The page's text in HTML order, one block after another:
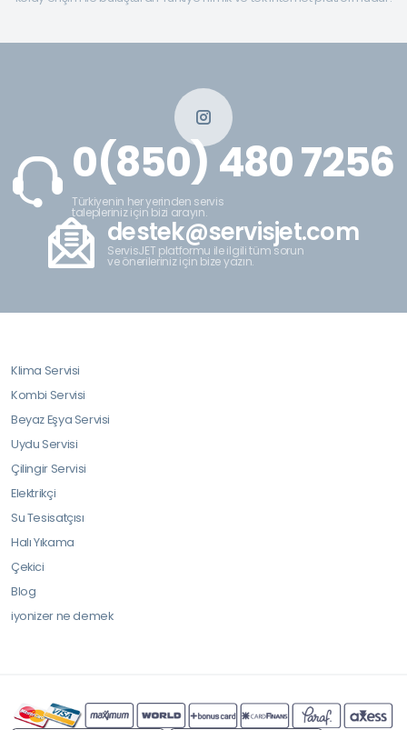
0(850) 480 7256
Türkiyenin her yerinden servis
talepleriniz için bizi arayın.
destek@servisjet.com
ServisJET platformu ile ilgili tüm sorun
ve önerileriniz için bize yazın.
Klima Servisi
Kombi Servisi
Beyaz Eşya Servisi
Uydu Servisi
Çilingir Servisi
Elektrikçi
Su Tesisatçısı
Halı Yıkama
Çekici
Blog
iyonizer ne demek